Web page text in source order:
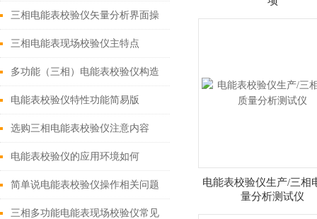
三相电能表校验仪矢量分析界面操
作全解
三相电能表现场校验仪主特点
多功能（三相）电能表校验仪构造
与原理
电能表校验仪特性功能简易版
选购三相电能表校验仪注意内容
电能表校验仪的应用环境如何
简单说电能表校验仪操作相关问题
三相多功能电能表现场校验仪常见
电能表校验仪生产/三相
量分析测试仪